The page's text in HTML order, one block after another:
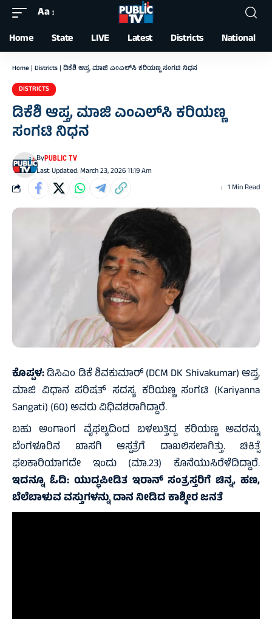
Font
Resizer
Aa
Home State LIVE Latest Districts National
Home | Districts | ಡಿಕೆಶಿ ಆಪ್ತ, ಮಾಜಿ ಎಂಎಲ್‌ಸಿ ಕರಿಯಣ್ಣ ಸಂಗಟಿ ನಿಧನ
DISTRICTS
ಡಿಕೆಶಿ ಆಪ್ತ, ಮಾಜಿ ಎಂಎಲ್‌ಸಿ ಕರಿಯಣ್ಣ
ಸಂಗಟಿ ನಿಧನ
Last Updated: March 23, 2026 11:19 Am
ByPUBLIC TV
1 Min Read
ಕೊಪ್ಪಳ:ಡಿಸಿಎಂ ಡಿಕೆ ಶಿವಕುಮಾರ್ (DCM DK Shivakumar) ಆಪ್ತ,
ಮಾಜಿ ವಿಧಾನ ಪರಿಷತ್ ಸದಸ್ಯ ಕರಿಯಣ್ಣ ಸಂಗಟಿ (Kariyanna
Sangati) (60) ಅವರು ವಿಧಿವಶರಾಗಿದ್ದಾರೆ.
ಬಹು ಅಂಗಾಂಗ ವೈಫಲ್ಯದಿಂದ ಬಳಲುತ್ತಿದ್ದ ಕರಿಯಣ್ಣ ಅವರನ್ನು
ಬೆಂಗಳೂರಿನ ಖಾಸಗಿ ಆಸ್ಪತ್ರೆಗೆ ದಾಖಲಿಸಲಾಗಿತ್ತು. ಚಿಕಿತ್ಸೆ
ಫಲಕಾರಿಯಾಗದೇ ಇಂದು (ಮಾ.23) ಕೊನೆಯುಸಿರೆಳೆದಿದ್ದಾರೆ.
ಇದನ್ನೂ ಓದಿ: ಯುದ್ಧಪೀಡಿತ ಇರಾನ್‌ ಸಂತ್ರಸ್ತರಿಗೆ ಚಿನ್ನ, ಹಣ,
ಬೆಲೆಬಾಳುವ ವಸ್ತುಗಳನ್ನು ದಾನ ನೀಡಿದ ಕಾಶ್ಮೀರ ಜನತೆ